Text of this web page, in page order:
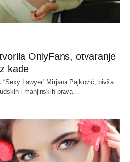
OnlyFans, otvaranje
kade
Lawyer” Mirjana Pajković, bivša
i manjinskih prava…